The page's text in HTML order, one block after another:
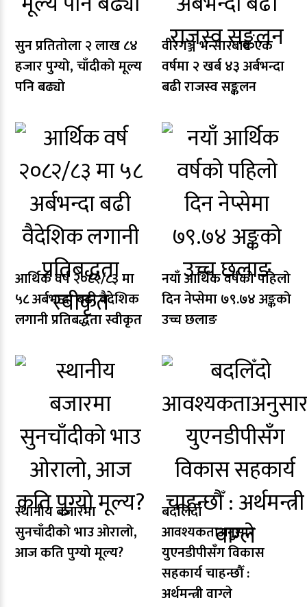
सुन प्रतितोला २ लाख ८४
हजार पुग्यो, चाँदीको मूल्य
पनि बढ्यो
वीरगञ्ज भन्सारबाट एक
वर्षमा २ खर्ब ४३ अर्बभन्दा
बढी राजस्व सङ्कलन
आर्थिक वर्ष २०८२/८३ मा
५८ अर्बभन्दा बढी वैदेशिक
लगानी प्रतिबद्धता स्वीकृत
नयाँ आर्थिक वर्षको पहिलो
दिन नेप्सेमा ७९.७४ अङ्कको
उच्च छलाङ
स्थानीय बजारमा
सुनचाँदीको भाउ ओरालो,
आज कति पुग्यो मूल्य?
बदलिँदो
आवश्यकताअनुसार
युएनडीपीसँग विकास
सहकार्य चाहन्छौँ :
अर्थमन्त्री वाग्ले